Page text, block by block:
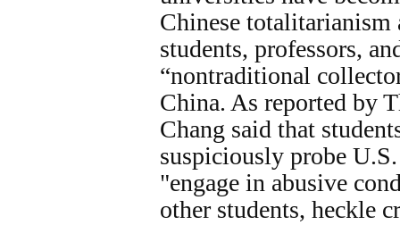
Chinese totalitarianism
students, professors,
“nontraditional
China. As reported by
Chang said that
suspiciously probe
"engage in abusive
other students, heckle